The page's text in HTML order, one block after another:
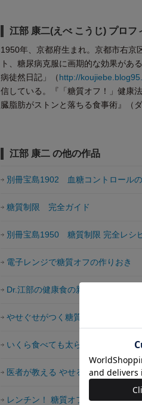
江部 康二(えべ こうじ) プロフ
1950年、京都府生まれ。京都市右京
ト、糖尿病克服に画期的な効果があ
病徒然日記」（http://
信している。『「糖質オフ！」健康
臓脂肪がストンと落ちる食事術』（
江部 康二 の他の作品
別冊宝島1902 血糖コントロール
糖質制限 完全ガイド
別冊宝島1950 糖質制限 完全レシ
電子レンジで糖質オフの作りおき
Dr.江部の健康食の新常識100
やせぐせがつく糖質オフの作りおき
いくら食べても太らない！ 旨い酒
医者が教える やせる冷凍作りおき
レンチン！ 糖質オフの絶品作りお